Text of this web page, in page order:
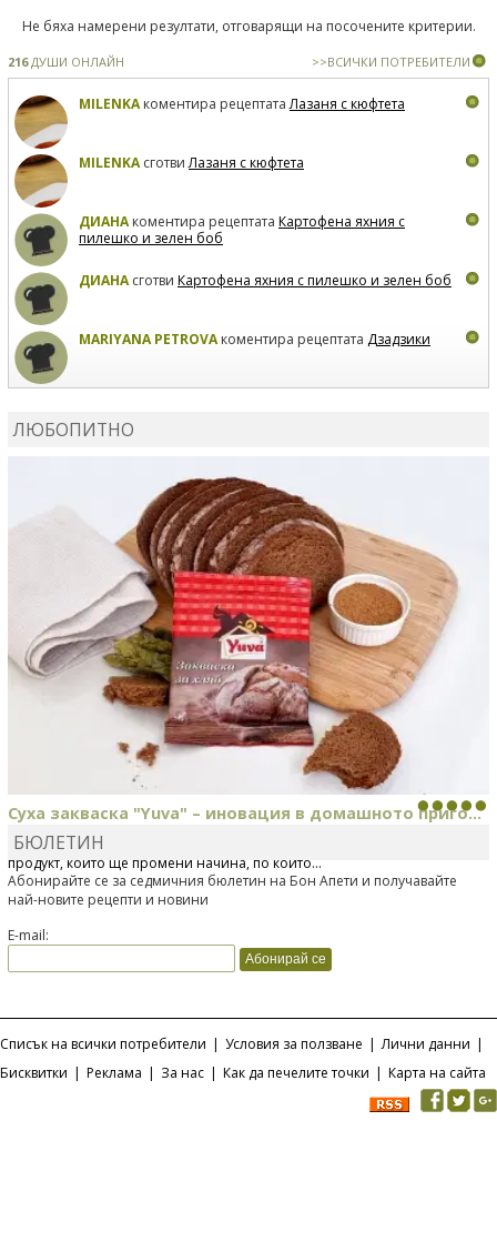
Не бяха намерени резултати, отговарящи на посочените критерии.
216ДУШИ ОНЛАЙН >>ВСИЧКИ ПОТРЕБИТЕЛИ
MILENKAкоментира рецептатаЛазаня с кюфтета
MILENKAсготвиЛазаня с кюфтета
ДИАНАкоментира рецептата Картофена яхния с
пилешко и зелен боб
ДИАНАсготви Картофена яхния с пилешко и зелен боб
MARIYANA PETROVAкоментира рецептата Дзадзики
ЛЮБОПИТНО
Суха закваска "Yuva" – иновация в домашното приго...
Отскоро Лесафр България стартира предлагането на изцяло нов
продукт, който ще промени начина, по който...
БЮЛЕТИН
Абонирайте се за седмичния бюлетин на Бон Апети и получавайте
най-новите рецепти и новини
E-mail:
Списък на всички потребители | Условия за ползване | Лични данни |
Бисквитки | Реклама | За нас | Как да печелите точки | Карта на сайта